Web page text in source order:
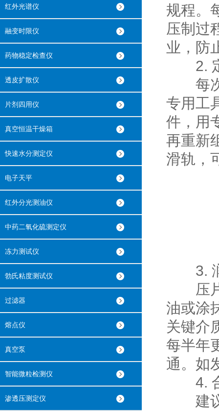
红外光谱仪
融变时限仪
药物稳定检查仪
透皮扩散仪
片剂四用仪
真空恒温干燥箱
快速水分测定仪
电子天平
红外分光测油仪
中药二氧化硫测定仪
冻力测试仪
勃氏粘度测试仪
过滤器
熔点仪
真空泵
智能微粒检测仪
渗透压测定仪
规程。
压制过
业，防
2. 定
每次
专用工
件，用
再重新
滑轨，
3. 润
压片
油或涂
关键介
每半年
通。如
4. 合
建议